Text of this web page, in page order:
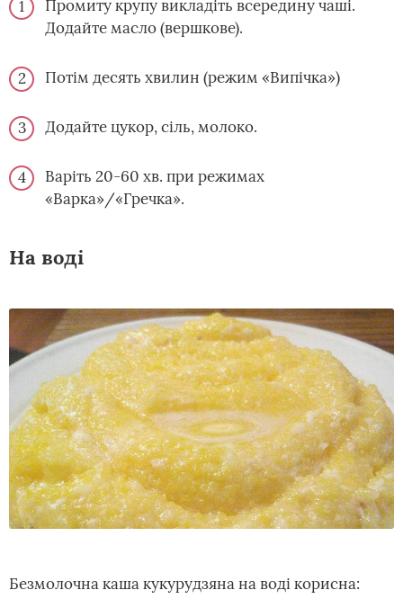
Промиту крупу викладіть всередину чаші.
Додайте масло (вершкове).
Потім десять хвилин (режим «Випічка»)
Додайте цукор, сіль, молоко.
Варіть 20-60 хв. при режимах
«Варка»/«Гречка».
На воді
Безмолочна каша кукурудзяна на воді корисна: